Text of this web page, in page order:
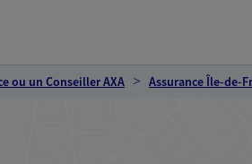
ou un Conseiller AXA Assurance Île-de-